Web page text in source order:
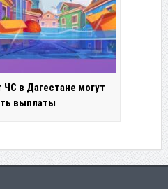
в Дагестане могут
выплаты